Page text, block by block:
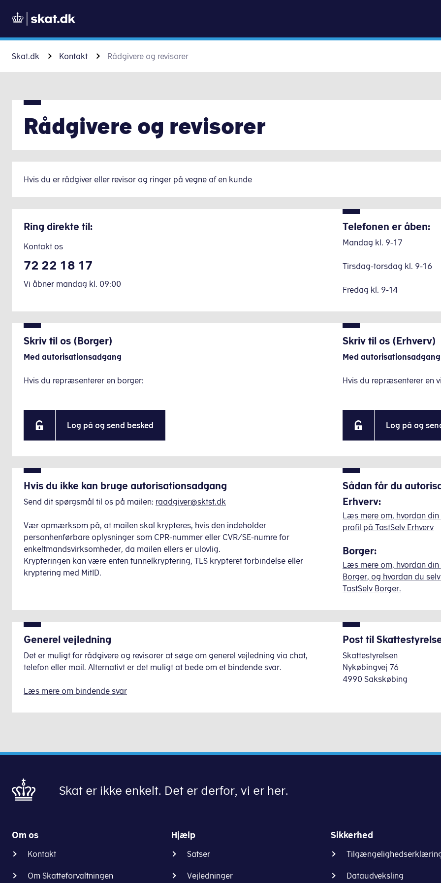
Skat.dk Kontakt Rådgivere og revisorer
Rådgivere og revisorer
Hvis du er rådgiver eller revisor og ringer på vegne af en kunde
Ring direkte til:
Kontakt os
72 22 18 17
Vi åbner mandag kl. 09:00
Telefonen er åben:
Mandag kl. 9-17
Tirsdag-torsdag kl. 9-16
Fredag kl. 9-14
Skriv til os (Borger)
Med autorisationsadgang
Hvis du repræsenterer en borger:
Log på og send besked
Skriv til os (Erhverv)
Med autorisationsadgang
Hvis du repræsenterer en
Log på og
Hvis du ikke kan bruge autorisationsadgang
Send dit spørgsmål til os på mailen: raadgiver@sktst.dk
Vær opmærksom på, at mailen skal krypteres, hvis den indeholder
personhenførbare oplysninger som CPR-nummer eller CVR/SE-numre for
enkeltmandsvirksomheder, da mailen ellers er ulovlig.
Krypteringen kan være enten tunnelkryptering, TLS krypteret forbindelse eller
kryptering med MitID.
Sådan får du
Erhverv:
Læs mere om, hvordan
profil på TastSelv Erhverv
Borger:
Læs mere om, hvordan
Borger, og hvordan du
TastSelv Borger.
Generel vejledning
Det er muligt for rådgivere og revisorer at søge om generel vejledning via chat,
telefon eller mail. Alternativt er det muligt at bede om et bindende svar.
Læs mere om bindende svar
Post til
Skattestyrelsen
Nykøbingvej 76
4990 Sakskøbing
Skat er ikke enkelt. Det er derfor, vi er her.
Om os
Kontakt
Om Skatteforvaltningen
Hjælp
Satser
Vejledninger
Sikkerhed
Dataudveksling